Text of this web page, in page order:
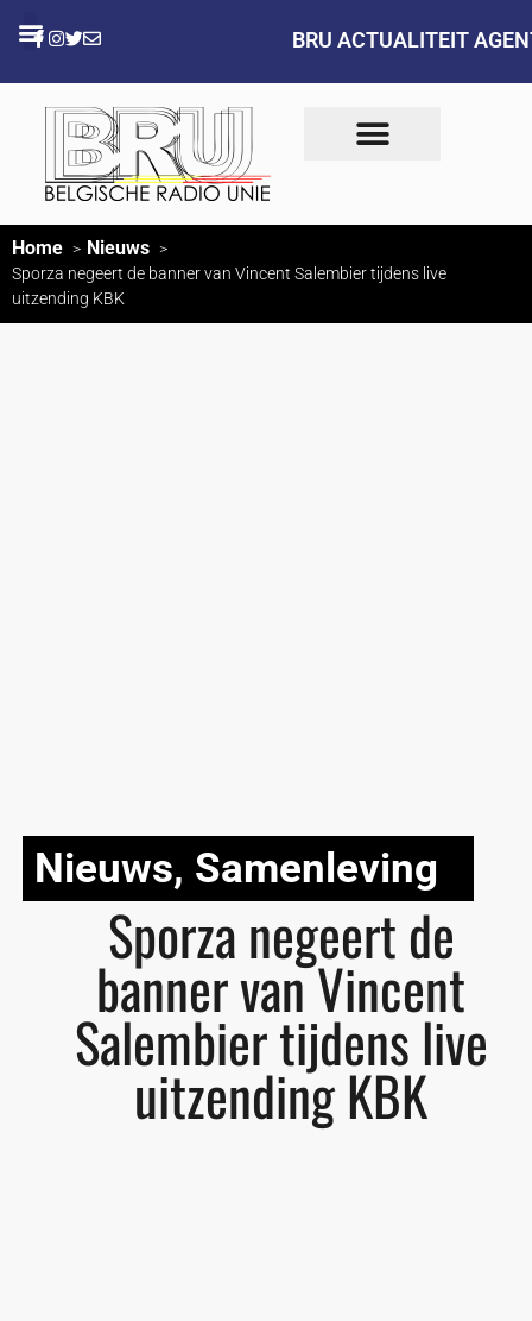
BRU ACTUALITEIT
Home Nieuws
Sporza negeert de banner van Vincent Salembier tijdens live
uitzending KBK
Nieuws, Samenleving
Sporza negeert de
banner van Vincent
Salembier tijdens live
uitzending KBK